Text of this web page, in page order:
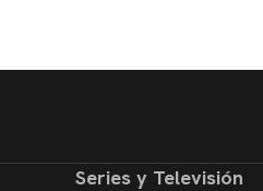
Series y Televisión